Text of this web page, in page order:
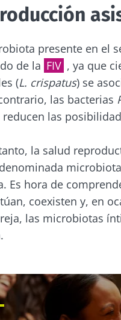
presente en el
de la FIV , ya que
(L. crispatus) se
las bacterias
reducen las
la salud
microbiota
Es hora de
coexisten y, en
las microbiotas